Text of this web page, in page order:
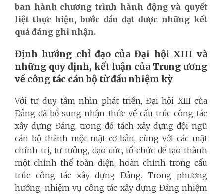
ban hành chương trình hành động và quyết
liệt thực hiện, bước đầu đạt được những kết
quả đáng ghi nhận.
Định hướng chỉ đạo của Đại hội XIII và
những quy định, kết luận của Trung ương
về công tác cán bộ từ đầu nhiệm kỳ
Với tư duy, tầm nhìn phát triển, Đại hội XIII của
Đảng đã bổ sung nhận thức về cấu trúc công tác
xây dựng Đảng, trong đó tách xây dựng đội ngũ
cán bộ thành một mặt cơ bản, cùng với các mặt
chính trị, tư tưởng, đạo đức, tổ chức để tạo thành
một chỉnh thể toàn diện, hoàn chỉnh trong cấu
trúc công tác xây dựng Đảng. Trong phương
hướng, nhiệm vụ công tác xây dựng Đảng nhiệm